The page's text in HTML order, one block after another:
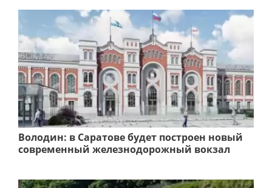
Володин: в Саратове будет построен новый
современный железнодорожный вокзал